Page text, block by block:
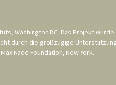
Washington DC. Das Projekt
durch die großzügige
Max Kade Foundation, New York.